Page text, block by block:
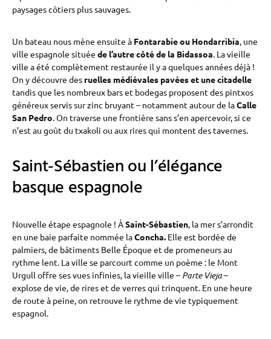
paysages côtiers plus sauvages.
Un bateau nous mène ensuite à Fontarabieou Hondarribia, une
ville espagnole située de l’autre côté de la Bidassoa. La vieille
ville a été complètement restaurée il y a quelques années déjà !
On y découvre des ruelles médiévales pavées et une citadelle
tandis que les nombreux bars et bodegas proposent des pintxos
généreux servis sur zinc bruyant – notamment autour de laCalle
San Pedro. On traverse une frontière sans s’en apercevoir, si ce
n’est au goût du txakoli ou aux rires qui montent des tavernes.
Saint-Sébastien ou l’élégance
basque espagnole
Nouvelle étape espagnole ! ÀSaint-Sébastien, la mer s’arrondit
en une baie parfaite nommée laConcha. Elle est bordée de
palmiers, de bâtiments Belle Époque et de promeneurs au
rythme lent. La ville se parcourt comme un poème : le Mont
Urgull offre ses vues infinies, la vieille ville – Parte Vieja–
explose de vie, de rires et de verres qui trinquent. En une heure
de route à peine, on retrouve le rythme de vie typiquement
espagnol.